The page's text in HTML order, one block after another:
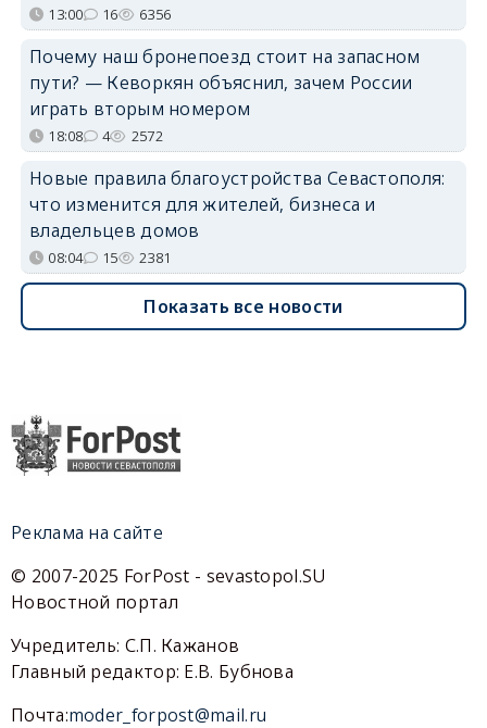
13:00 16 6356
Почему наш бронепоезд стоит на запасном
пути? — Кеворкян объяснил, зачем России
играть вторым номером
18:08 4 2572
Новые правила благоустройства Севастополя:
что изменится для жителей, бизнеса и
владельцев домов
08:04 15 2381
Показать все новости
Реклама на сайте
© 2007-2025 ForPost - sevastopol.SU
Новостной портал
Учредитель: С.П. Кажанов
Главный редактор: Е.В. Бубнова
Почта:moder_forpost@mail.ru